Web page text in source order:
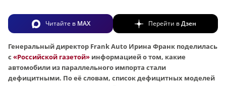
Читайте в MAX Перейти вДзен
Генеральный директор Frank Auto Ирина Франк поделилась
с «Российской газетой» информацией о том, какие
автомобили из параллельного импорта стали
дефицитными. По её словам, список дефицитных моделей